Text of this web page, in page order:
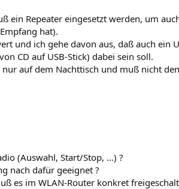
ein Repeater eingesetzt werden, um
hat).
und ich gehe davon aus, daß auch ein
CD auf USB-Stick) dabei sein soll.
auf dem Nachttisch und muß nicht
(Auswahl, Start/Stop, ...) ?
nach dafür geeignet ?
es im WLAN-Router konkret